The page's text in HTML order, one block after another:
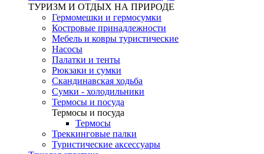
ТУРИЗМ И ОТДЫХ НА ПРИРОДЕ
Гермомешки и гермосумки
Костровые принадлежности
Мебель и ковры туристические
Насосы
Палатки и тенты
Рюкзаки и сумки
Скандинавская ходьба
Сумки - холодильники
Термосы и посуда
Термосы и посуда
Термосы
Треккинговые палки
Туристические аксессуары